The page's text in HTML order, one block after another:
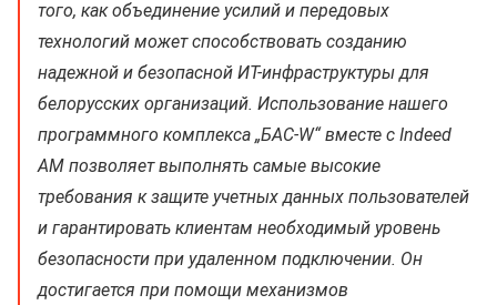
того, как объединение усилий и передовых
технологий может способствовать созданию
надежной и безопасной ИТ-инфраструктуры для
белорусских организаций. Использование нашего
программного комплекса „БАС‑W“ вместе с Indeed
AM позволяет выполнять самые высокие
требования к защите учетных данных пользователей
и гарантировать клиентам необходимый уровень
безопасности при удаленном подключении. Он
достигается при помощи механизмов